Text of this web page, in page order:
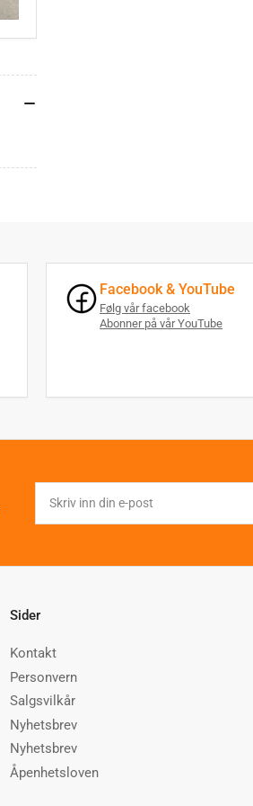
Facebook & YouTube
Følg vår facebook
Abonner på vår YouTube
inn
din
Sider
Kontakt
Personvern
Salgsvilkår
Nyhetsbrev
Nyhetsbrev
Åpenhetsloven